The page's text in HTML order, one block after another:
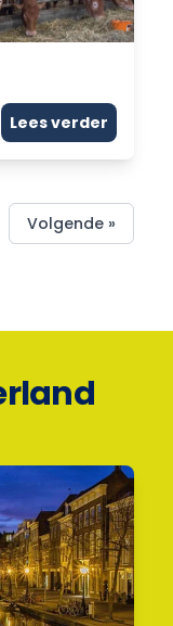
Lees verder
Volgende »